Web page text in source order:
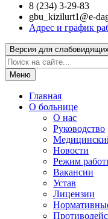
8 (234) 3-29-83
gbu_kizilurt1@e-
Адрес и график
Версия для слабовидящих
Меню
Главная
О больнице
О нас
Руководство
Новости
Режим
Вакансии
Устав
Лицензии